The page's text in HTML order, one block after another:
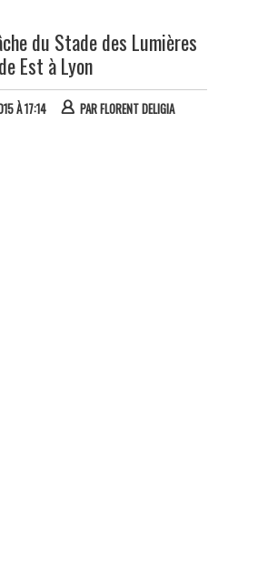
du Stade des Lumières
Est à Lyon
À 17:14 PARFLORENT DELIGIA